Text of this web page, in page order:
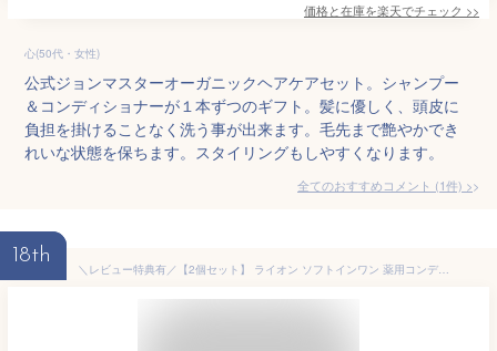
価格と在庫を楽天でチェック >>
心(50代・女性)
公式ジョンマスターオーガニックヘアケアセット。シャンプー
＆コンディショナーが１本ずつのギフト。髪に優しく、頭皮に
負担を掛けることなく洗う事が出来ます。毛先まで艶やかでき
れいな状態を保ちます。スタイリングもしやすくなります。
全てのおすすめコメント (1件) >
18th
＼レビュー特典有／【2個セット】 ライオン ソフトインワン 薬用コンディショナーinシャンプー スッキリデオドラント ポンプ [単品内容量/520ml] | ソフトインワン シャンプー スッキリデオドラント 医薬部外品 ライオン オクトピロックス 髪 汚れ 頭皮 ケア